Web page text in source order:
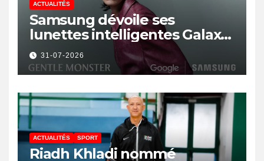
ACTUALITÉS
Samsung dévoile ses
lunettes intelligentes Galaxy
avec IA et Gemini
31-07-2026
ACTUALITÉS SPORT
Riadh Khladi nommé